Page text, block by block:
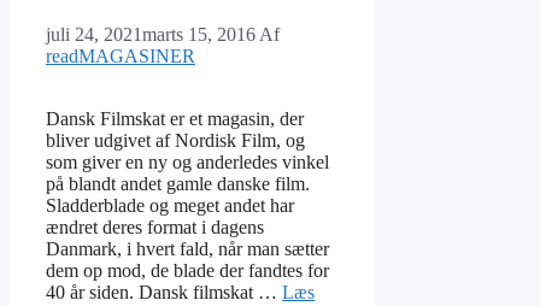
juli 24, 2021marts 15, 2016 Af
readMAGASINER
Dansk Filmskat er et magasin, der
bliver udgivet af Nordisk Film, og
som giver en ny og anderledes vinkel
på blandt andet gamle danske film.
Sladderblade og meget andet har
ændret deres format i dagens
Danmark, i hvert fald, når man sætter
dem op mod, de blade der fandtes for
40 år siden. Dansk filmskat … Læs